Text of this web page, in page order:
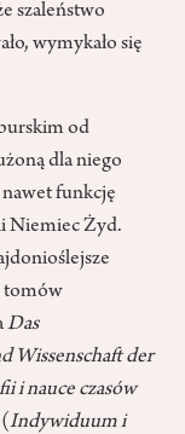
szaleństwo
wymykało się
od
dla niego
nawet funkcję
Niemiec Żyd.
tomów
Das
Wissenschaft der
i nauce czasów
(Indywiduum i